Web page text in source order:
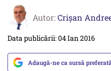
Autor:Crişan
Data publicării: 04 Ian 2016
Adaugă-ne ca sursă